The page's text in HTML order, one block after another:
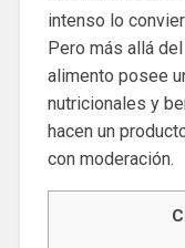
intenso lo
Pero más allá
alimento posee
nutricionales y
hacen un
con moderación.